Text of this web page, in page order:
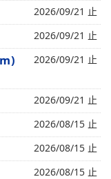
2026/09/21 止
2026/09/21 止
2026/09/21 止
2026/09/21 止
2026/08/15 止
2026/08/15 止
2026/08/15 止